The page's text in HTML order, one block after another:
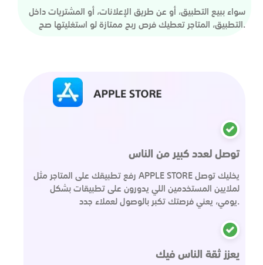
سواء ببيع التطبيق، أو عن طريق الإعلانات، أو المشتريات داخل
التطبيق، المتاجر تعطيك فرص ربح ممتازة لو استغليتها صح.
توصل لعدد كبير من الناس
رفع تطبيقك على المتاجر مثل APPLE STORE يخليك توصل
لملايين المستخدمين اللي يدورون على تطبيقات بشكل
يومي، يعني فرصتك تكبر بالوصول لعملاء جدد.
يعزز ثقة الناس فيك